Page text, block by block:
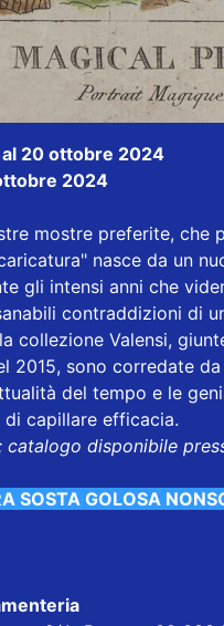
20 ottobre 2024
2024
mostre preferite,
nasce da un
gli intensi anni che
contraddizioni di
collezione Valensi,
2015, sono corredate
del tempo e le
capillare efficacia.
catalogo disponibile
SOSTA GOLOSA